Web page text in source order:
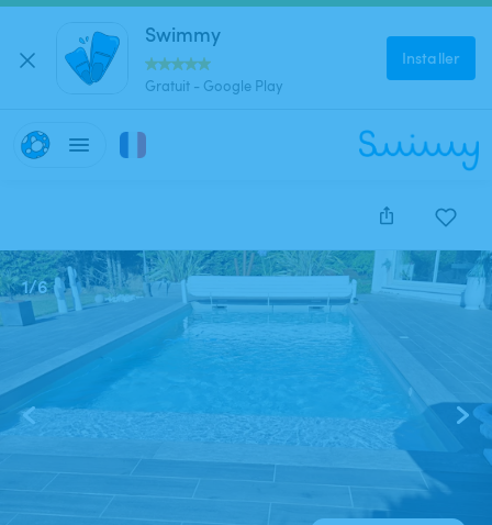
Swimmy
Gratuit - Google Play
Installer
1/6